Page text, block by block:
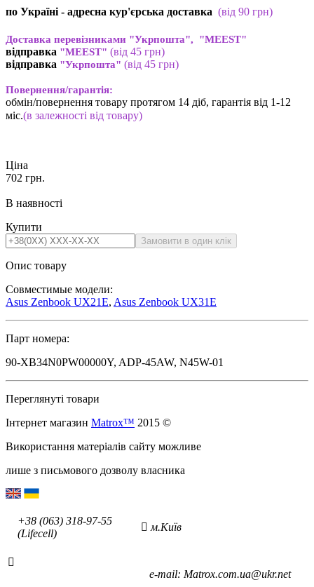
по Україні - адресна кур'єрська доставка (від 90 грн)
Доставка перевізниками "Укрпошта", "MEEST"
відправка "MEEST" (від 45 грн)
відправка "Укрпошта" (від 45 грн)
Повернення/гарантія:
обмін/повернення товару протягом 14 діб, гарантія від 1-12
міс.(в залежності від товару)
Ціна
702 грн.
В наявності
Купити
Опис товару
Совместимые модели:
Asus Zenbook UX21E, Asus Zenbook UX31E
Парт номера:
90-XB34N0PW00000Y, ADP-45AW, N45W-01
Переглянуті товари
Інтернет магазин Matrox™ 2015 ©
Використання матеріалів сайту можливе
лише з письмового дозволу власника
+38 (063) 318-97-55
(Lifecell)
м.Київ
е-mаil: Matrox.com.ua@ukr.net